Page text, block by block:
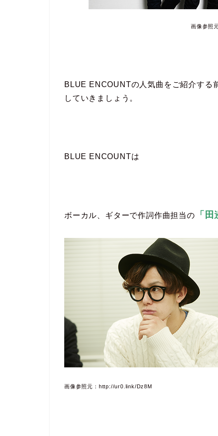
画像参照
BLUE ENCOUNTの人気曲をご紹介する
していきましょう。
BLUE ENCOUNTは
ボーカル、ギターで作詞作曲担当の 「
画像参照元：http://ur0.link/Dz8M